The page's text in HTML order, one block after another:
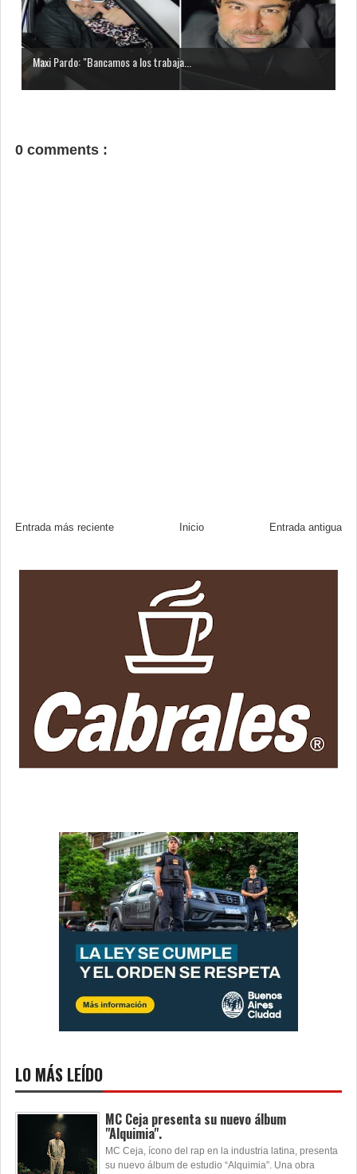
Maxi Pardo: "Bancamos a los trabaja...
0 comments :
Entrada más reciente Entrada antigua
Inicio
LO MÁS LEÍDO
MC Ceja presenta su nuevo álbum
"Alquimia".
MC Ceja, ícono del rap en la industria latina, presenta
su nuevo álbum de estudio “Alquimia”. Una obra